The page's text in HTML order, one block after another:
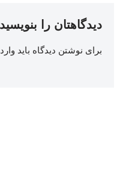
دیدگاهتان را بنویسید
برای نوشتن دیدگاه باید